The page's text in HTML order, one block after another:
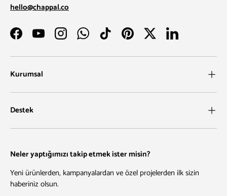
hello@chappal.co
FacebookYouTubeInstagramWhatsAppTikTokPinterestTwitterLinkedIn
Kurumsal
Destek
Neler yaptığımızı takip etmek ister misin?
Yeni ürünlerden, kampanyalardan ve özel projelerden ilk sizin
haberiniz olsun.